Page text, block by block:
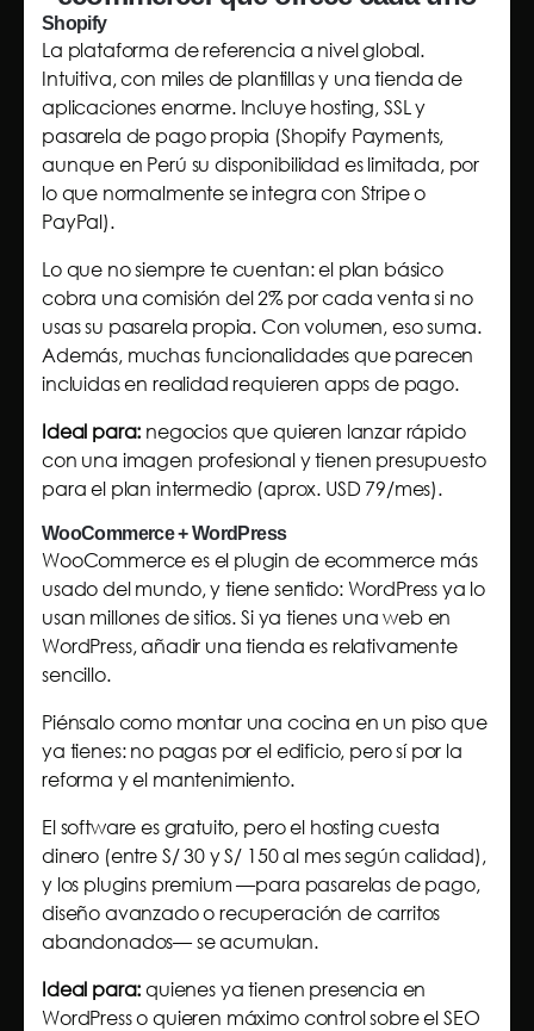
Shopify
La plataforma de referencia a nivel global.
Intuitiva, con miles de plantillas y una tienda de
aplicaciones enorme. Incluye hosting, SSL y
pasarela de pago propia (Shopify Payments,
aunque en Perú su disponibilidad es limitada, por
lo que normalmente se integra con Stripe o
PayPal).
Lo que no siempre te cuentan: el plan básico
cobra una comisión del 2% por cada venta si no
usas su pasarela propia. Con volumen, eso suma.
Además, muchas funcionalidades que parecen
incluidas en realidad requieren apps de pago.
Ideal para: negocios que quieren lanzar rápido
con una imagen profesional y tienen presupuesto
para el plan intermedio (aprox. USD 79/mes).
WooCommerce + WordPress
WooCommerce es el plugin de ecommerce más
usado del mundo, y tiene sentido: WordPress ya lo
usan millones de sitios. Si ya tienes una web en
WordPress, añadir una tienda es relativamente
sencillo.
Piénsalo como montar una cocina en un piso que
ya tienes: no pagas por el edificio, pero sí por la
reforma y el mantenimiento.
El software es gratuito, pero el hosting cuesta
dinero (entre S/ 30 y S/ 150 al mes según calidad),
y los plugins premium —para pasarelas de pago,
diseño avanzado o recuperación de carritos
abandonados— se acumulan.
Ideal para:quienes ya tienen presencia en
WordPress o quieren máximo control sobre el SEO